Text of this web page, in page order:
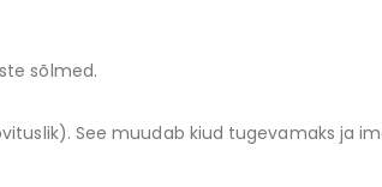
sõlmed.
See muudab kiud tugevamaks ja